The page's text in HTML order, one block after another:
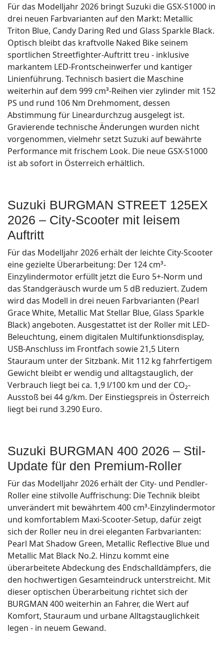
Für das Modelljahr 2026 bringt Suzuki die GSX-S1000 in
drei neuen Farbvarianten auf den Markt: Metallic
Triton Blue, Candy Daring Red und Glass Sparkle Black.
Optisch bleibt das kraftvolle Naked Bike seinem
sportlichen Streetfighter-Auftritt treu - inklusive
markantem LED-Frontscheinwerfer und kantiger
Linienführung. Technisch basiert die Maschine
weiterhin auf dem 999 cm³-Reihen vier zylinder mit 152
PS und rund 106 Nm Drehmoment, dessen
Abstimmung für Lineardurchzug ausgelegt ist.
Gravierende technische Änderungen wurden nicht
vorgenommen, vielmehr setzt Suzuki auf bewährte
Performance mit frischem Look. Die neue GSX-S1000
ist ab sofort in Österreich erhältlich.
Suzuki BURGMAN STREET 125EX
2026 – City-Scooter mit leisem
Auftritt
Für das Modelljahr 2026 erhält der leichte City-Scooter
eine gezielte Überarbeitung: Der 124 cm³-
Einzylindermotor erfüllt jetzt die Euro 5+-Norm und
das Standgeräusch wurde um 5 dB reduziert. Zudem
wird das Modell in drei neuen Farbvarianten (Pearl
Grace White, Metallic Mat Stellar Blue, Glass Sparkle
Black) angeboten. Ausgestattet ist der Roller mit LED-
Beleuchtung, einem digitalen Multifunktionsdisplay,
USB-Anschluss im Frontfach sowie 21,5 Litern
Stauraum unter der Sitzbank. Mit 112 kg fahrfertigem
Gewicht bleibt er wendig und alltagstauglich, der
Verbrauch liegt bei ca. 1,9 l/100 km und der CO₂-
Ausstoß bei 44 g/km. Der Einstiegspreis in Österreich
liegt bei rund 3.290 Euro.
Suzuki BURGMAN 400 2026 – Stil-
Update für den Premium‐Roller
Für das Modelljahr 2026 erhält der City- und Pendler-
Roller eine stilvolle Auffrischung: Die Technik bleibt
unverändert mit bewährtem 400 cm³-Einzylindermotor
und komfortablem Maxi-Scooter-Setup, dafür zeigt
sich der Roller neu in drei eleganten Farbvarianten:
Pearl Mat Shadow Green, Metallic Reflective Blue und
Metallic Mat Black No.2. Hinzu kommt eine
überarbeitete Abdeckung des Endschalldämpfers, die
den hochwertigen Gesamteindruck unterstreicht. Mit
dieser optischen Überarbeitung richtet sich der
BURGMAN 400 weiterhin an Fahrer, die Wert auf
Komfort, Stauraum und urbane Alltagstauglichkeit
legen - in neuem Gewand.